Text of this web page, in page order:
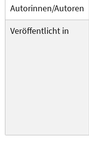
Autorinnen/Autoren
Veröffentlicht in